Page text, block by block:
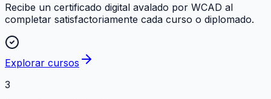
Recibe un certificado digital avalado por WCAD al
completar satisfactoriamente cada curso o diplomado.
Explorar cursos
3